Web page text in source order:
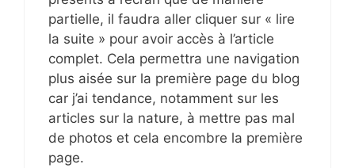
partielle, il faudra aller cliquer sur « lire
la suite » pour avoir accès à l’article
complet. Cela permettra une navigation
plus aisée sur la première page du blog
car j’ai tendance, notamment sur les
articles sur la nature, à mettre pas mal
de photos et cela encombre la première
page.